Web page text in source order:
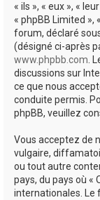
« ils », « eux », «
« phpBB Limited »,
forum, déclaré
(désigné ci-après
www.phpbb.com.
discussions sur
ce que nous
conduite permis.
phpBB, veuillez
Vous acceptez de
vulgaire,
ou tout autre
pays, du pays où «
internationales. Le